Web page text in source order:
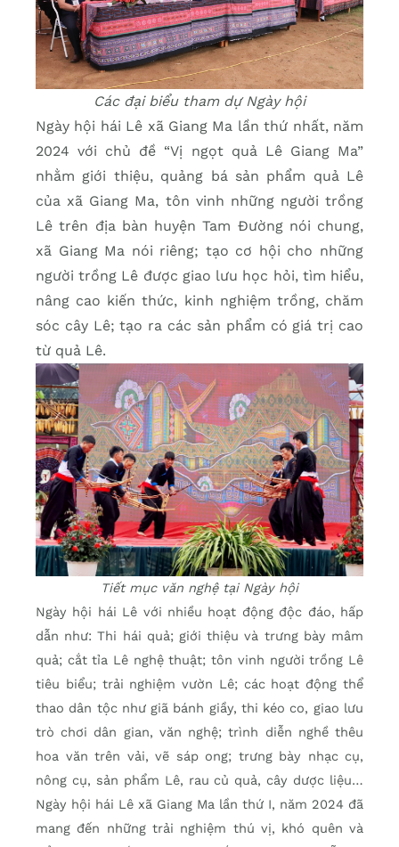
Các đại biểu tham dự Ngày hội
Ngày hội hái Lê xã Giang Ma lần thứ nhất, năm
2024 với chủ đề “Vị ngọt quả Lê Giang Ma”
nhằm giới thiệu, quảng bá sản phẩm quả Lê
của xã Giang Ma, tôn vinh những người trồng
Lê trên địa bàn huyện Tam Đường nói chung,
xã Giang Ma nói riêng; tạo cơ hội cho những
người trồng Lê được giao lưu học hỏi, tìm hiểu,
nâng cao kiến thức, kinh nghiệm trồng, chăm
sóc cây Lê; tạo ra các sản phẩm có giá trị cao
từ quả Lê.
Tiết mục văn nghệ tại Ngày hội
Ngày hội hái Lê với nhiều hoạt động độc đáo, hấp
dẫn như: Thi hái quả; giới thiệu và trưng bày mâm
quả; cắt tỉa Lê nghệ thuật; tôn vinh người trồng Lê
tiêu biểu; trải nghiệm vườn Lê; các hoạt động thể
thao dân tộc như giã bánh giầy, thi kéo co, giao lưu
trò chơi dân gian, văn nghệ; trình diễn nghề thêu
hoa văn trên vải, vẽ sáp ong; trưng bày nhạc cụ,
nông cụ, sản phẩm Lê, rau củ quả, cây dược liệu…
Ngày hội hái Lê xã Giang Ma lần thứ I, năm 2024 đã
mang đến những trải nghiệm thú vị, khó quên và